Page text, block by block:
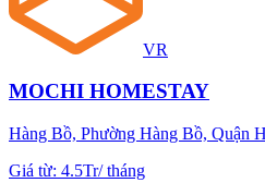
VR
MOCHI HOMESTAY
Hàng Bồ, Phường Hàng Bồ, Quận
Giá từ: 4.5Tr/tháng